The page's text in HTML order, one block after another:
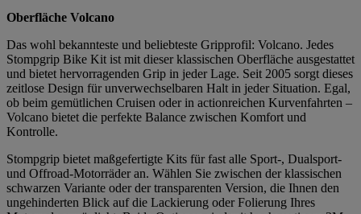
Oberfläche Volcano
Das wohl bekannteste und beliebteste Gripprofil: Volcano. Jedes
Stompgrip Bike Kit ist mit dieser klassischen Oberfläche ausgestattet
und bietet hervorragenden Grip in jeder Lage. Seit 2005 sorgt dieses
zeitlose Design für unverwechselbaren Halt in jeder Situation. Egal,
ob beim gemütlichen Cruisen oder in actionreichen Kurvenfahrten –
Volcano bietet die perfekte Balance zwischen Komfort und
Kontrolle.
Stompgrip bietet maßgefertigte Kits für fast alle Sport-, Dualsport-
und Offroad-Motorräder an. Wählen Sie zwischen der klassischen
schwarzen Variante oder der transparenten Version, die Ihnen den
ungehinderten Blick auf die Lackierung oder Folierung Ihres